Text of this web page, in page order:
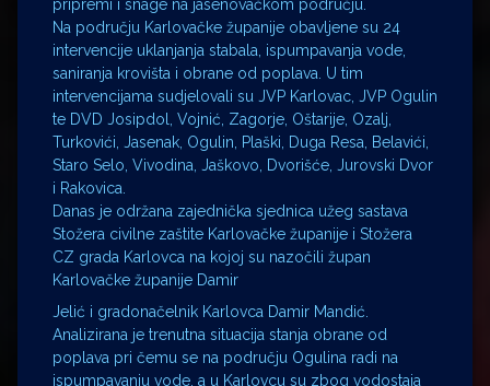
pripremi i snage na jasenovačkom području.
Na području Karlovačke županije obavljene su 24
intervencije uklanjanja stabala, ispumpavanja vode,
saniranja krovišta i obrane od poplava. U tim
intervencijama sudjelovali su JVP Karlovac, JVP Ogulin
te DVD Josipdol, Vojnić, Zagorje, Oštarije, Ozalj,
Turkovići, Jasenak, Ogulin, Plaški, Duga Resa, Belavići,
Staro Selo, Vivodina, Jaškovo, Dvorišće, Jurovski Dvor
i Rakovica.
Danas je održana zajednička sjednica užeg sastava
Stožera civilne zaštite Karlovačke županije i Stožera
CZ grada Karlovca na kojoj su nazočili župan
Karlovačke županije Damir
Jelić i gradonačelnik Karlovca Damir Mandić.
Analizirana je trenutna situacija stanja obrane od
poplava pri čemu se na području Ogulina radi na
ispumpavanju vode, a u Karlovcu su zbog vodostaja